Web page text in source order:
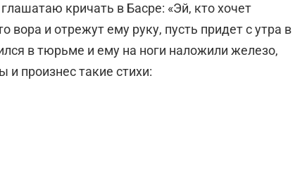
кричать в Басре: «Эй, кто хочет
вора и отрежут ему руку, пусть придет с утра в
в тюрьме и ему на ноги наложили железо,
и произнес такие стихи: